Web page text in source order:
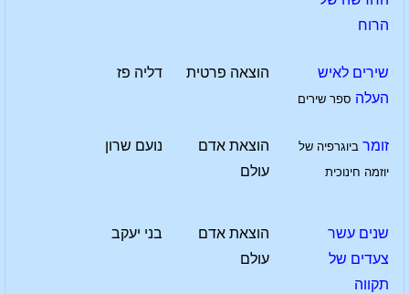
הרוח
שירים לאיש
העלה ספר שירים
הוצאה פרטית דליה פז
זומר ביוגרפיה של
יוזמה חינוכית
הוצאת אדם
עולם
נועם שרון
שנים עשר
צעדים של
תקווה
הוצאת אדם
עולם
בני יעקב